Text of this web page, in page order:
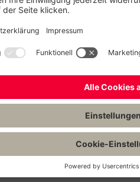
seit Jahren
über
alle